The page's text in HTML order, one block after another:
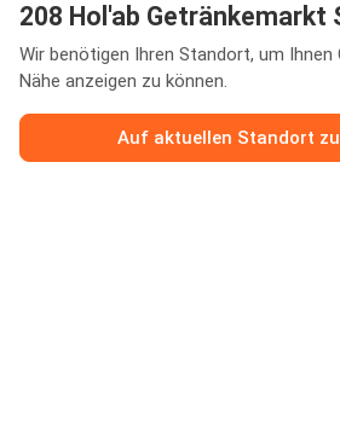
208 Hol'ab Getränkemarkt
Wir benötigen Ihren Standort, um
Nähe anzeigen zu können.
Auf aktuellen Standort